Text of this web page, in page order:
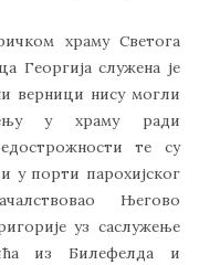
храму Светога
Георгија служена је
верници нису могли
у храму ради
те су
у порти парохијског
Његово
уз саслужење
из Билефелда и